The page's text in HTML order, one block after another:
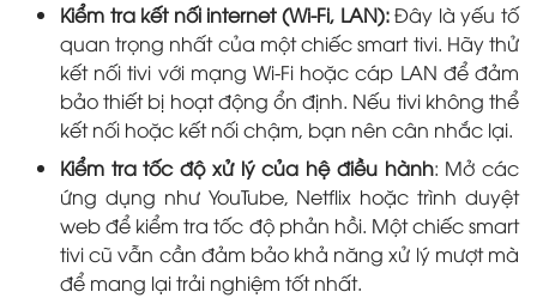
Kiểm tra kết nối internet (Wi-Fi, LAN):Đây là yếu tố
quan trọng nhất của một chiếc smart tivi. Hãy thử
kết nối tivi với mạng Wi-Fi hoặc cáp LAN để đảm
bảo thiết bị hoạt động ổn định. Nếu tivi không thể
kết nối hoặc kết nối chậm, bạn nên cân nhắc lại.
Kiểm tra tốc độ xử lý của hệ điều hành: Mở các
ứng dụng như YouTube, Netflix hoặc trình duyệt
web để kiểm tra tốc độ phản hồi. Một chiếc smart
tivi cũ vẫn cần đảm bảo khả năng xử lý mượt mà
để mang lại trải nghiệm tốt nhất.